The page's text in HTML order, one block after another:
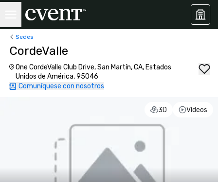
Sedes
CordeValle
One CordeValle Club Drive, San Martín, CA, Estados
Unidos de América, 95046
Comuníquese con nosotros
3D Vídeos